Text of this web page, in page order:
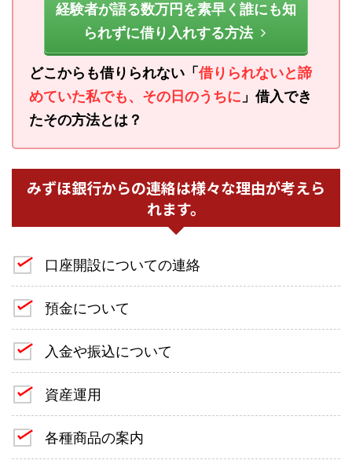
経験者が語る数万円を素早く誰にも知
られずに借り入れする方法
どこからも借りられない「 借りられないと諦
めていた私でも、その日のうちに 」借入でき
たその方法とは？
みずほ銀行からの連絡は様々な理由が考えら
れます。
口座開設についての連絡
預金について
入金や振込について
資産運用
各種商品の案内